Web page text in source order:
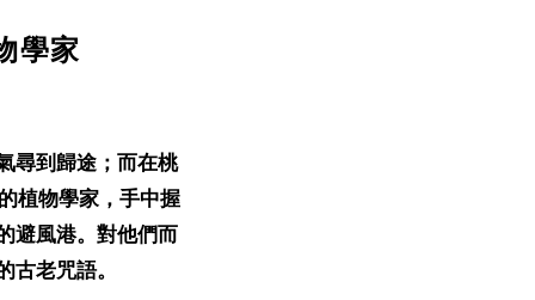
學家
尋到歸途；而在桃
植物學家，手中握
避風港。對他們而
老咒語。